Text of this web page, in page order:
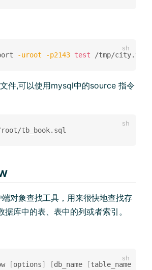
-uroot -p2143 test
件,可以使用mysql中的source 指令
对象查找工具，用来很快地查找存
据库中的表、表中的列或者索引。
[options] [db_name [table_name